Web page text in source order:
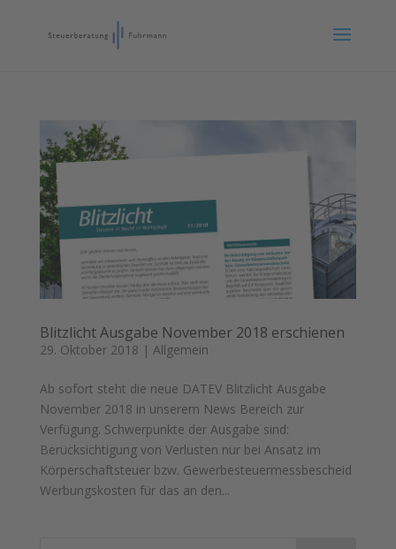
Blitzlicht Ausgabe November 2018 erschienen
29. Oktober 2018 | Allgemein
Ab sofort steht die neue DATEV Blitzlicht Ausgabe
November 2018 in unserem News Bereich zur
Verfügung. Schwerpunkte der Ausgabe sind:
Berücksichtigung von Verlusten nur bei Ansatz im
Körperschaftsteuer bzw. Gewerbesteuermessbescheid
Werbungskosten für das an den...